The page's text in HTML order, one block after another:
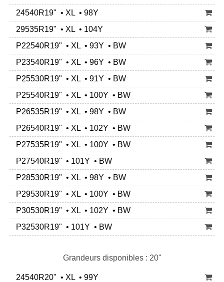
24540R19" • XL • 98Y
29535R19" • XL • 104Y
P22540R19" • XL • 93Y • BW
P23540R19" • XL • 96Y • BW
P25530R19" • XL • 91Y • BW
P25540R19" • XL • 100Y • BW
P26535R19" • XL • 98Y • BW
P26540R19" • XL • 102Y • BW
P27535R19" • XL • 100Y • BW
P27540R19" • 101Y • BW
P28530R19" • XL • 98Y • BW
P29530R19" • XL • 100Y • BW
P30530R19" • XL • 102Y • BW
P32530R19" • 101Y • BW
Grandeurs disponibles : 20"
24540R20" • XL • 99Y